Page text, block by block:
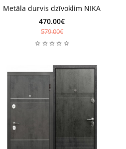
Noliktavā
Noliktavā
Metāla durvis dzīvoklim NIKA
470.00€
579.00€